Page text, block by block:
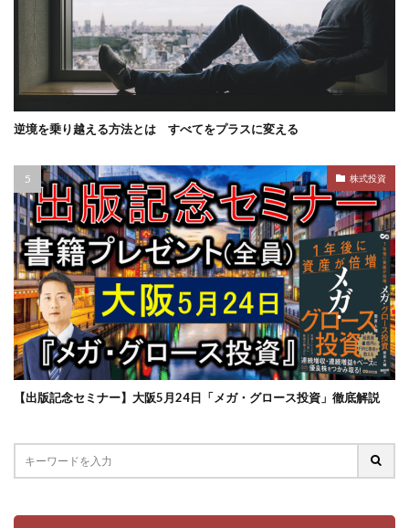
逆境を乗り越える方法とは すべてをプラスに変える
株式投資
【出版記念セミナー】大阪5月24日「メガ・グロース投資」徹底解説